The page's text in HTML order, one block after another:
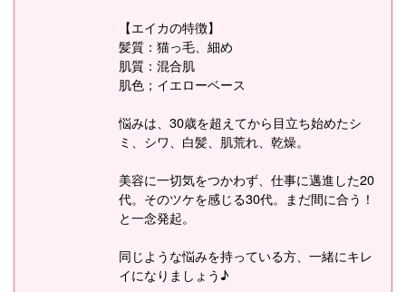
【エイカの特徴】
髪質：猫っ毛、細め
肌質：混合肌
肌色；イエローベース
悩みは、30歳を超えてから目立ち始めたシ
ミ、シワ、白髪、肌荒れ、乾燥。
美容に一切気をつかわず、仕事に邁進した20
代。そのツケを感じる30代。まだ間に合う！
と一念発起。
同じような悩みを持っている方、一緒にキレ
イになりましょう♪